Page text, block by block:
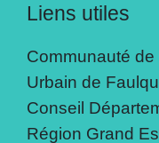
Liens utiles
Communauté
Urbain de
Conseil
Région Grand